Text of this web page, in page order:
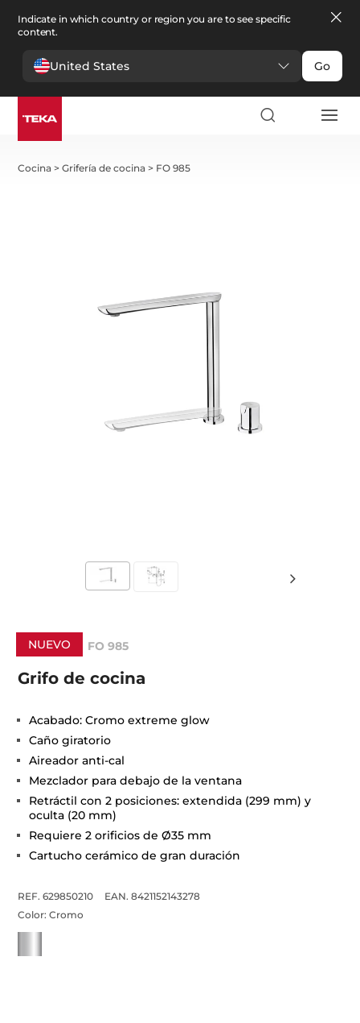
Indicate in which country or region you are to see specific
content.
United States Go
Cocina >Grifería de cocina > FO 985
NUEVO FO 985
Grifo de cocina
Acabado: Cromo extreme glow
Caño giratorio
Aireador anti-cal
Mezclador para debajo de la ventana
Retráctil con 2 posiciones: extendida (299 mm) y
oculta (20 mm)
Requiere 2 orificios de Ø35 mm
Cartucho cerámico de gran duración
REF. 629850210
EAN. 8421152143278
Color:Cromo